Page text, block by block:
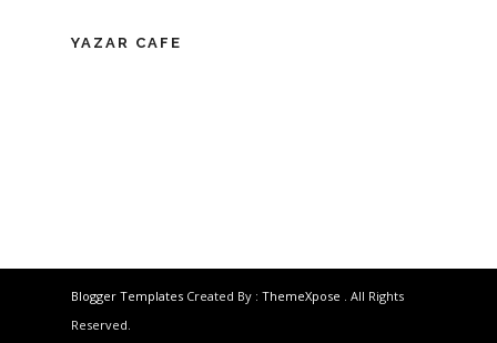
YAZAR CAFE
Blogger Templates Created By : ThemeXpose . All Rights
Reserved.